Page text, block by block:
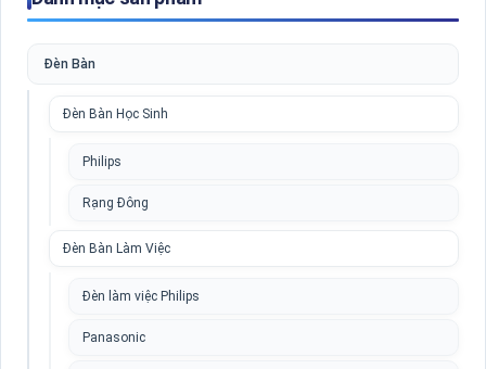
Đèn Bàn
Đèn Bàn Học Sinh
Philips
Rạng Đông
Đèn Bàn Làm Việc
Đèn làm việc Philips
Panasonic